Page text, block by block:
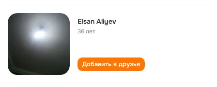
Elsan Aliyev
36 лет
Добавить в друзья